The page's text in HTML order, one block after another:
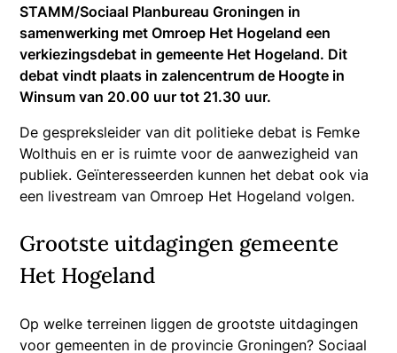
STAMM/Sociaal Planbureau Groningen in
samenwerking met Omroep Het Hogeland een
verkiezingsdebat in gemeente Het Hogeland. Dit
debat vindt plaats in zalencentrum de Hoogte in
Winsum van 20.00 uur tot 21.30 uur.
De gespreksleider van dit politieke debat is Femke
Wolthuis en er is ruimte voor de aanwezigheid van
publiek. Geïnteresseerden kunnen het debat ook via
een livestream van Omroep Het Hogeland volgen.
Grootste uitdagingen gemeente
Het Hogeland
Op welke terreinen liggen de grootste uitdagingen
voor gemeenten in de provincie Groningen? Sociaal